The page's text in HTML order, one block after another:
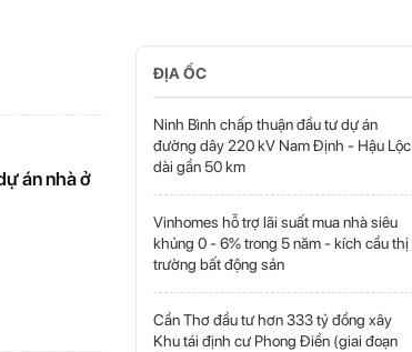
án nhà ở
ĐỊA ỐC
Ninh Bình chấp thuận đầu tư dự án
đường dây 220 kV Nam Định - Hậu Lộc
dài gần 50 km
Vinhomes hỗ trợ lãi suất mua nhà siêu
khủng 0 - 6% trong 5 năm - kích cầu thị
trường bất động sản
Cần Thơ đầu tư hơn 333 tỷ đồng xây
Khu tái định cư Phong Điền (giai đoạn